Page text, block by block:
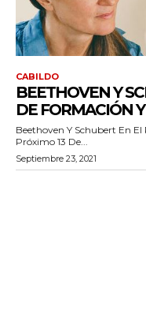
CABILDO
BEETHOVEN Y
DE FORMACIÓN
Beethoven Y Schubert En El
Próximo 13 De...
Septiembre 23, 2021